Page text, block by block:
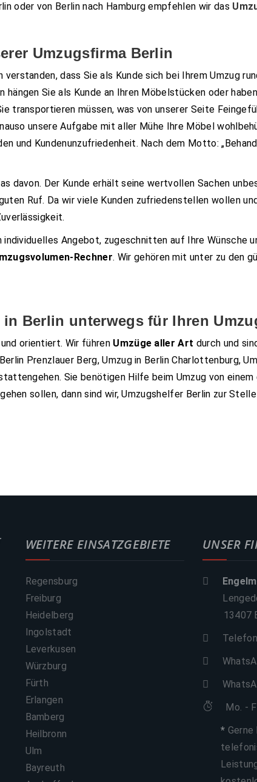
oder von Berlin nach Hamburg empfehlen wir das
Umzugsfirma Berlin
verstanden, dass Sie als Kunde sich bei Ihrem Umzug
hängen Sie als Kunde an Ihren Möbelstücken oder
transportieren müssen, was von unserer Seite
unsere Aufgabe mit aller Mühe Ihre Möbel
und Kundenunzufriedenheit. Nach dem Motto:
davon. Der Kunde erhält seine wertvollen Sachen
Ruf. Da wir viele Kunden zufriedenstellen wollen
Angebot, zugeschnitten auf Ihre Wünsche
Rechner. Wir gehören mit unter zu den
in Berlin unterwegs für Ihren
orientiert. Wir führen Umzüge aller Art durch und
Prenzlauer Berg, Umzug in Berlin Charlottenburg,
Sie benötigen Hilfe beim Umzug von
sollen, dann sind wir, Umzugshelfer Berlin zur
WEITERE EINSATZGEBIETE
Regensburg
Freiburg
Heidelberg
Ingolstadt
Leverkusen
Würzburg
Fürth
Erlangen
Bamberg
Heilbronn
Ulm
Bayreuth
UNSER
13407
Mo. -
*